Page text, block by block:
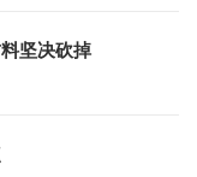
坚决砍掉